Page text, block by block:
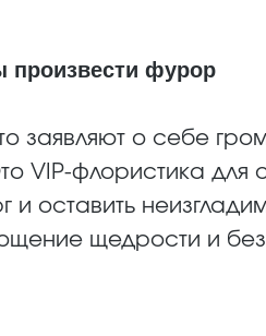
фурор
заявляют о себе
VIP-флористика
оставить
щедрости и